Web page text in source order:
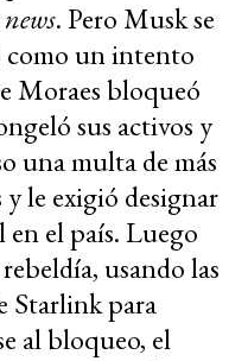
. Pero Musk se
como un intento
Moraes bloqueó
sus activos y
una multa de más
le exigió designar
en el país. Luego
usando las
Starlink para
al bloqueo, el